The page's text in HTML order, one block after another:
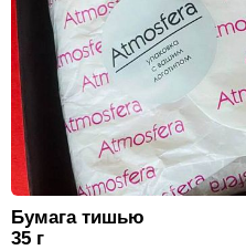
Бумага тишью
35 г